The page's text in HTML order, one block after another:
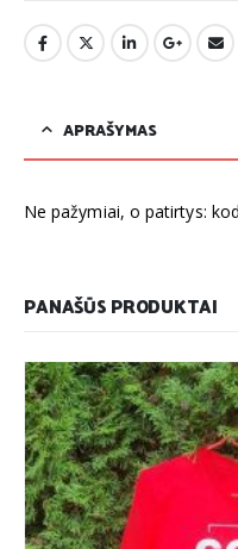
APRAŠYMAS
Ne pažymiai, o patirtys:
PANAŠŪS PRODUKTAI